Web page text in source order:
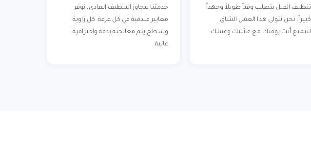
تنظيف الفلل يتطلب وقتاً طويلاً وجهداً
كبيراً. نحن نتولى هذا العمل الشاق
لتتمتع أنت بوقتك مع عائلتك وعملك.
خدمتنا تتجاوز التنظيف العادي، نوفر
معايير فندقية في كل غرفة. كل زاوية
وسطح يتم معالجته بدقة واحترافية
عالية.